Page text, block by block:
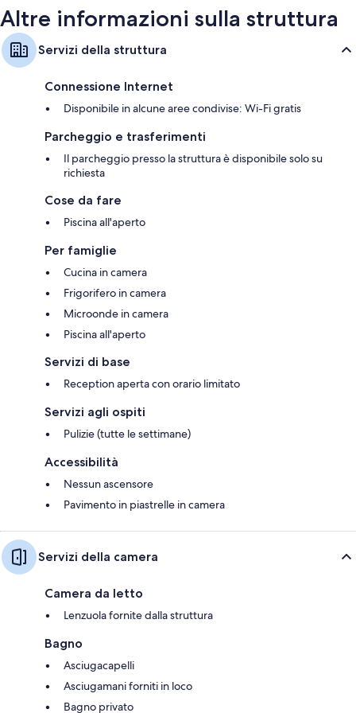
Altre informazioni sulla struttura
Servizi della struttura
Connessione Internet
Disponibile in alcune aree condivise: Wi-Fi gratis
Parcheggio e trasferimenti
Il parcheggio presso la struttura è disponibile solo su
richiesta
Cose da fare
Piscina all'aperto
Per famiglie
Cucina in camera
Frigorifero in camera
Microonde in camera
Piscina all'aperto
Servizi di base
Reception aperta con orario limitato
Servizi agli ospiti
Pulizie (tutte le settimane)
Accessibilità
Nessun ascensore
Pavimento in piastrelle in camera
Servizi della camera
Camera da letto
Lenzuola fornite dalla struttura
Bagno
Asciugacapelli
Asciugamani forniti in loco
Bagno privato